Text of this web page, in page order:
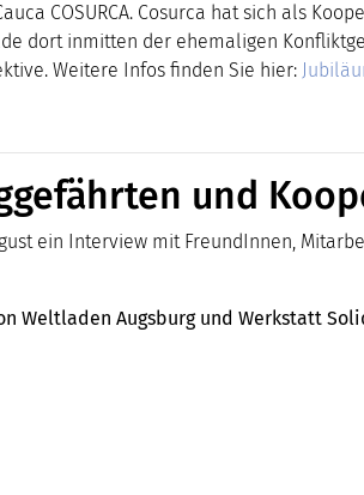
COSURCA. Cosurca hat sich als
dort inmitten der ehemaligen
Weitere Infos finden Sie hier:
und
ein Interview mit FreundInnen,
Weltladen Augsburg und Werkstatt